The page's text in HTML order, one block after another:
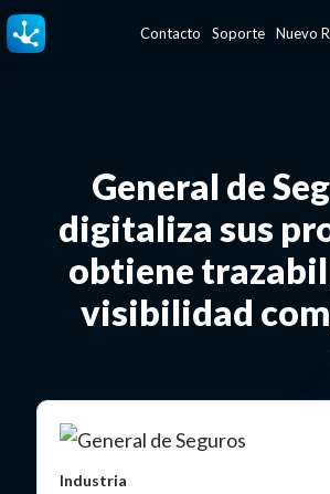
Contacto Soporte Nuevo
General de
digitaliza sus
obtiene
visibilidad
Industria